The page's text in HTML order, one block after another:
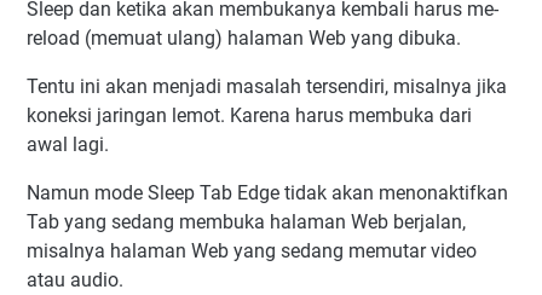
Sleep dan ketika akan membukanya kembali harus me-
reload (memuat ulang) halaman Web yang dibuka.
Tentu ini akan menjadi masalah tersendiri, misalnya jika
koneksi jaringan lemot. Karena harus membuka dari
awal lagi.
Namun mode Sleep Tab Edge tidak akan menonaktifkan
Tab yang sedang membuka halaman Web berjalan,
misalnya halaman Web yang sedang memutar video
atau audio.